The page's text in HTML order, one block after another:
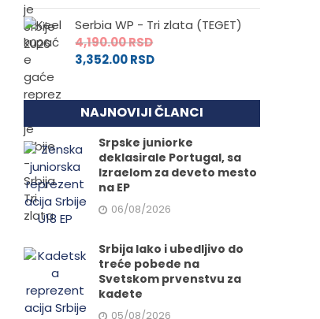
Serbia WP - Tri zlata (TEGET)
4,190.00RSD
3,352.00RSD
NAJNOVIJI ČLANCI
Srpske juniorke
deklasirale Portugal, sa
Izraelom za deveto mesto
na EP
06/08/2026
Srbija lako i ubedljivo do
treće pobede na
Svetskom prvenstvu za
kadete
05/08/2026